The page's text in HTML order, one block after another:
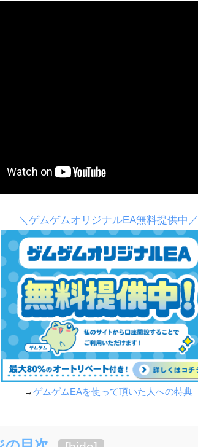
＼ゲムゲムオリジナルEA無料提供中／
→ゲムゲムEAを使って頂いた人への特典